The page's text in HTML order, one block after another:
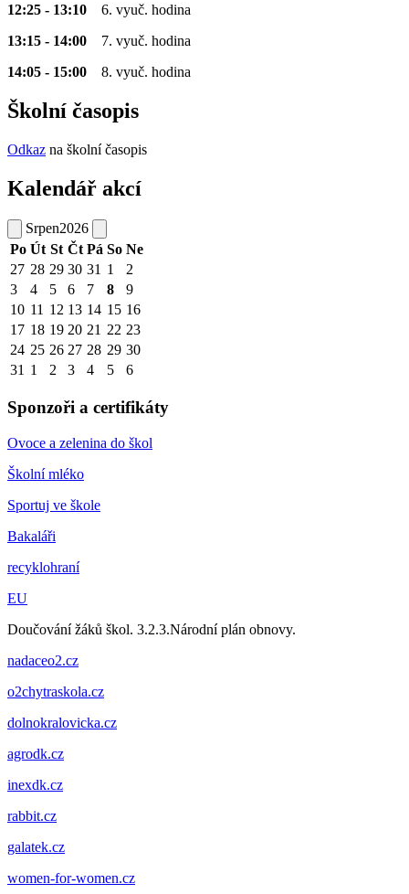
12:25 - 13:10 6. vyuč. hodina
13:15 - 14:00 7. vyuč. hodina
14:05 - 15:00 8. vyuč. hodina
Školní časopis
Odkaz na školní časopis
Kalendář akcí
Srpen2026
Po Út St Čt Pá So Ne
27 28 29 30 31 1
2
3
4 5 6 7 8
9
10 11 12 13 14 15 16
17 18 19 20 21 22 23
24 25 26 27 28 29 30
31 1 2 3 4 5 6
Sponzoři a certifikáty
Ovoce a zelenina do škol
Školní mléko
Sportuj ve škole
Bakaláři
recyklohraní
EU
Doučování žáků škol. 3.2.3.Národní plán obnovy.
nadaceo2.cz
o2chytraskola.cz
dolnokralovicka.cz
agrodk.cz
inexdk.cz
rabbit.cz
galatek.cz
women-for-women.cz